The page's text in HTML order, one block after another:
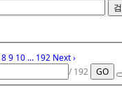
89 10 ... 192 Next ›
/ 192
GO